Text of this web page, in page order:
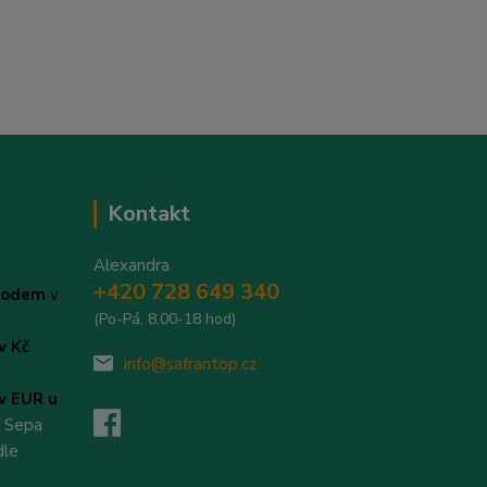
v
Kč
EUR u
Kontakt
Alexandra
+420 728 649 340
(Po-Pá, 8.00-18 hod)
info@safrantop.cz